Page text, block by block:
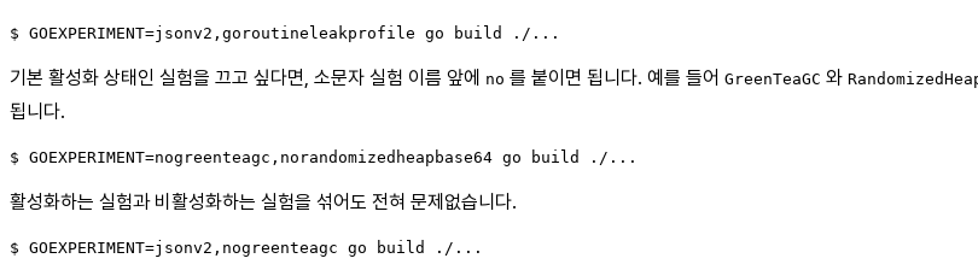
기본 활성화 상태인 실험을 끄고 싶다면, 소문자 실험 이름 앞에 no 를 붙이면 됩니다. 예를 들어 GreenTeaGC 와
됩니다.
활성화하는 실험과 비활성화하는 실험을 섞어도 전혀 문제없습니다.